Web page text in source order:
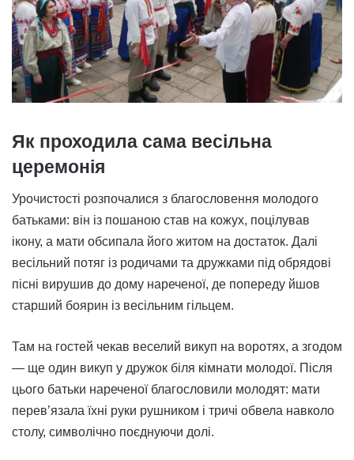
Як проходила сама весільна
церемонія
Урочистості розпочалися з благословення молодого
батьками: він із пошаною став на кожух, поцілував
ікону, а мати обсипала його житом на достаток. Далі
весільний потяг із родичами та дружками під обрядові
пісні вирушив до дому нареченої, де попереду йшов
старший боярин із весільним гільцем.
Там на гостей чекав веселий викуп на воротях, а згодом
— ще один викуп у дружок біля кімнати молодої. Після
цього батьки нареченої благословили молодят: мати
перев’язала їхні руки рушником і тричі обвела навколо
столу, символічно поєднуючи долі.